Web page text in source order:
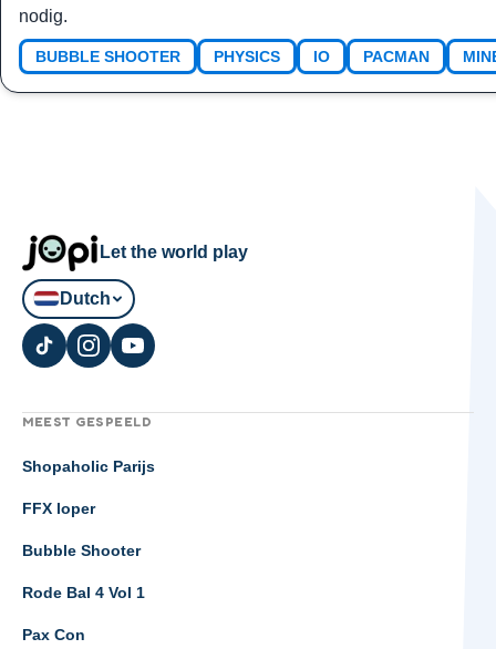
nodig.
BUBBLE SHOOTER PHYSICS IO PACMAN
Let the world play
Dutch
MEEST GESPEELD
Shopaholic Parijs
FFX loper
Bubble Shooter
Rode Bal 4 Vol 1
Pax Con